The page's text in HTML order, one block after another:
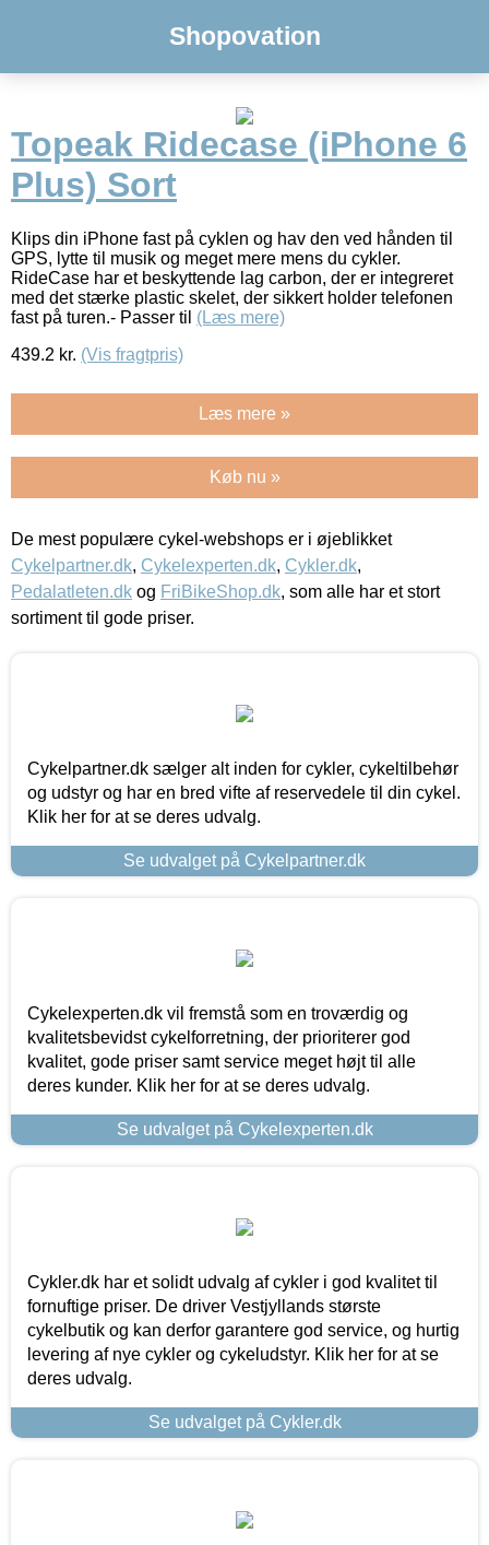
Shopovation
Topeak Ridecase (iPhone 6
Plus) Sort
Klips din iPhone fast på cyklen og hav den ved hånden til
GPS, lytte til musik og meget mere mens du cykler.
RideCase har et beskyttende lag carbon, der er integreret
med det stærke plastic skelet, der sikkert holder telefonen
fast på turen.- Passer til (Læs mere)
439.2 kr. (Vis fragtpris)
Læs mere »
Køb nu »
De mest populære cykel-webshops er i øjeblikket
Cykelpartner.dk, Cykelexperten.dk, Cykler.dk,
Pedalatleten.dk og FriBikeShop.dk, som alle har et stort
sortiment til gode priser.
Cykelpartner.dk sælger alt inden for cykler, cykeltilbehør
og udstyr og har en bred vifte af reservedele til din cykel.
Klik her for at se deres udvalg.
Se udvalget på Cykelpartner.dk
Cykelexperten.dk vil fremstå som en troværdig og
kvalitetsbevidst cykelforretning, der prioriterer god
kvalitet, gode priser samt service meget højt til alle
deres kunder. Klik her for at se deres udvalg.
Se udvalget på Cykelexperten.dk
Cykler.dk har et solidt udvalg af cykler i god kvalitet til
fornuftige priser. De driver Vestjyllands største
cykelbutik og kan derfor garantere god service, og hurtig
levering af nye cykler og cykeludstyr. Klik her for at se
deres udvalg.
Se udvalget på Cykler.dk